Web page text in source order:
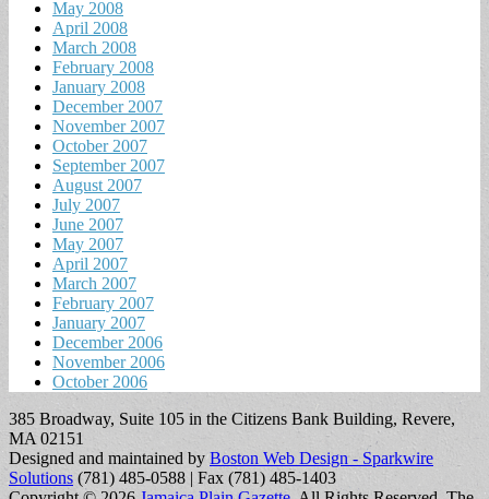
May 2008
April 2008
March 2008
February 2008
January 2008
December 2007
November 2007
October 2007
September 2007
August 2007
July 2007
June 2007
May 2007
April 2007
March 2007
February 2007
January 2007
December 2006
November 2006
October 2006
385 Broadway, Suite 105 in the Citizens Bank Building, Revere,
MA 02151
Designed and maintained byBoston Web Design - Sparkwire
Solutions (781) 485-0588 | Fax (781) 485-1403